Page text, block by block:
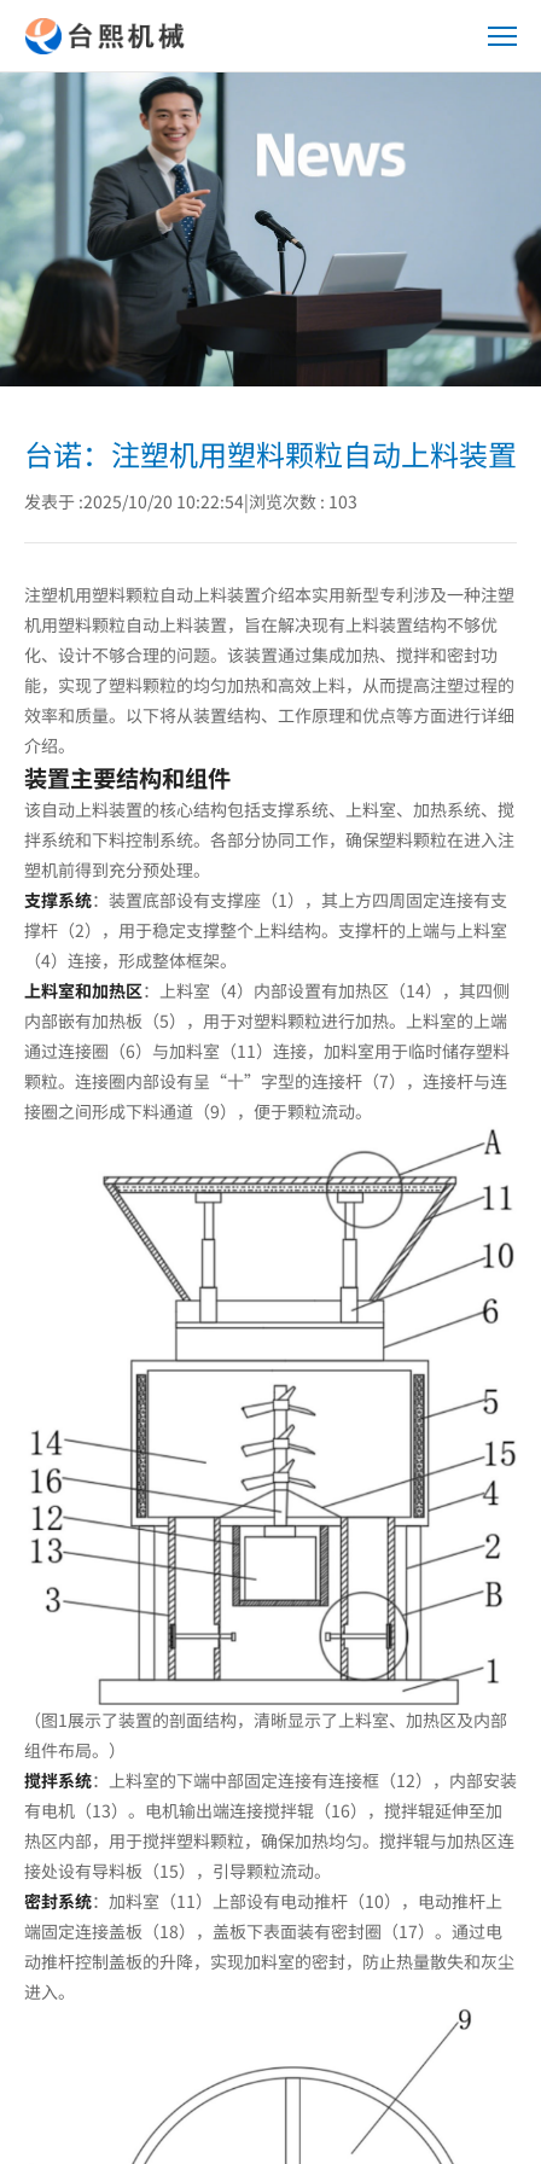
诺：
注
塑
机
用
塑
颗
粒
自
动
台诺：注塑机用塑料颗粒自动上料装置
发表于 :2025/10/20 10:22:54|浏览次数 : 103
注塑机用塑料颗粒自动上料装置介绍本实用新型专利涉及一种注塑
机用塑料颗粒自动上料装置，旨在解决现有上料装置结构不够优
化、设计不够合理的问题。该装置通过集成加热、搅拌和密封功
能，实现了塑料颗粒的均匀加热和高效上料，从而提高注塑过程的
效率和质量。以下将从装置结构、工作原理和优点等方面进行详细
介绍。
装置主要结构和组件
该自动上料装置的核心结构包括支撑系统、上料室、加热系统、搅
拌系统和下料控制系统。各部分协同工作，确保塑料颗粒在进入注
塑机前得到充分预处理。
支撑系统：装置底部设有支撑座（1），其上方四周固定连接有支
撑杆（2），用于稳定支撑整个上料结构。支撑杆的上端与上料室
（4）连接，形成整体框架。
上料室和加热区：上料室（4）内部设置有加热区（14），其四侧
内部嵌有加热板（5），用于对塑料颗粒进行加热。上料室的上端
通过连接圈（6）与加料室（11）连接，加料室用于临时储存塑料
颗粒。连接圈内部设有呈“十”字型的连接杆（7），连接杆与连
接圈之间形成下料通道（9），便于颗粒流动。
（图1展示了装置的剖面结构，清晰显示了上料室、加热区及内部
组件布局。）
搅拌系统：上料室的下端中部固定连接有连接框（12），内部安装
有电机（13）。电机输出端连接搅拌辊（16），搅拌辊延伸至加
热区内部，用于搅拌塑料颗粒，确保加热均匀。搅拌辊与加热区连
接处设有导料板（15），引导颗粒流动。
密封系统：加料室（11）上部设有电动推杆（10），电动推杆上
端固定连接盖板（18），盖板下表面装有密封圈（17）。通过电
动推杆控制盖板的升降，实现加料室的密封，防止热量散失和灰尘
进入。